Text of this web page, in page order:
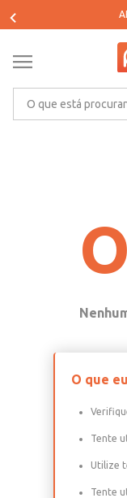
O que
Tente
Utilize
Tente